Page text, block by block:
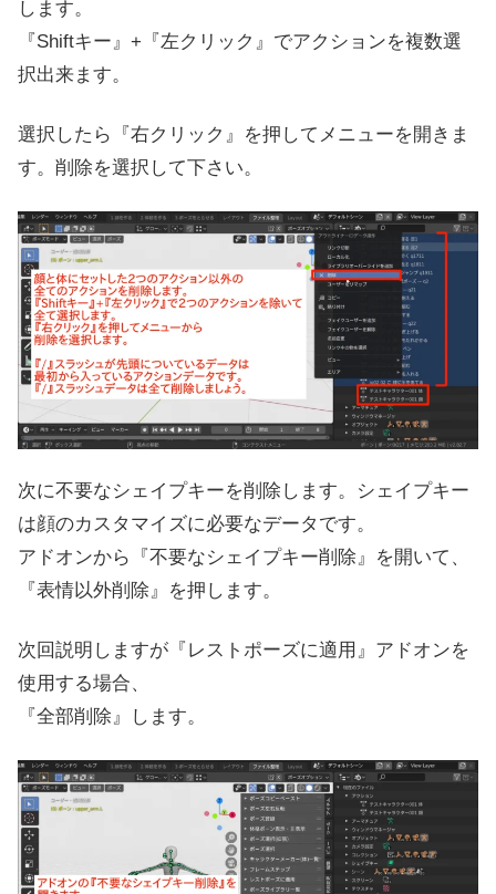
します。
『Shiftキー』+『左クリック』でアクションを複数選
択出来ます。
選択したら『右クリック』を押してメニューを開きま
す。削除を選択して下さい。
次に不要なシェイプキーを削除します。シェイプキー
は顔のカスタマイズに必要なデータです。
アドオンから『不要なシェイプキー削除』を開いて、
『表情以外削除』を押します。
次回説明しますが『レストポーズに適用』アドオンを
使用する場合、
『全部削除』します。